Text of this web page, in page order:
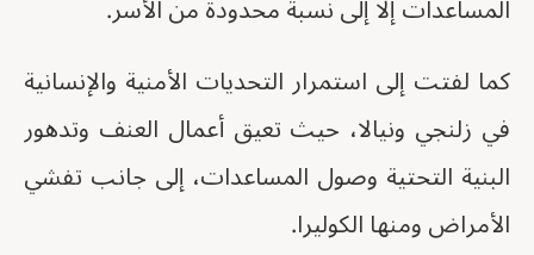
المساعدات إلا إلى نسبة محدودة من الأسر.
كما لفتت إلى استمرار التحديات الأمنية والإنسانية
في زلنجي ونيالا، حيث تعيق أعمال العنف وتدهور
البنية التحتية وصول المساعدات، إلى جانب تفشي
الأمراض ومنها الكوليرا.